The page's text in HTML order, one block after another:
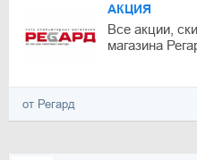
АКЦИЯ
Все акции,
магазина
от Регард